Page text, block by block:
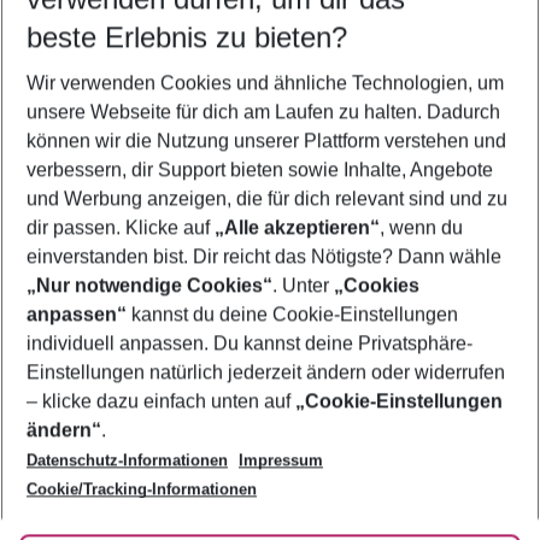
5-8 Nächte
2 Erwachsene Keine Kinder
Mehr Filter anzeigen
Footer
Footer navigation
Über uns
AGB
Bestpreisgarantie
Cookie-Einstellungen ändern
Cookie-Richtlinie
Agenturbetreuung
Barrierefreies Reisen
Folge uns
beste Erlebnis zu bieten?
Wir verwenden Cookies und ähnliche Technologien, um
unsere Webseite für dich am Laufen zu halten. Dadurch
können wir die Nutzung unserer Plattform verstehen und
verbessern, dir Support bieten sowie Inhalte, Angebote
und Werbung anzeigen, die für dich relevant sind und zu
dir passen. Klicke auf „Alle akzeptieren“, wenn du
einverstanden bist. Dir reicht das Nötigste? Dann wähle
„Nur notwendige Cookies“. Unter „Cookies
anpassen“ kannst du deine Cookie-Einstellungen
individuell anpassen. Du kannst deine Privatsphäre-
Einstellungen natürlich jederzeit ändern oder widerrufen
– klicke dazu einfach unten auf „Cookie-Einstellungen
ändern“.
Datenschutz-Informationen
Impressum
Cookie/Tracking-Informationen